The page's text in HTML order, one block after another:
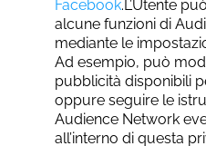
Facebook.L’Utente
alcune funzioni di
mediante le
Ad esempio, può
pubblicità disponibili
oppure seguire le
Audience Network
all’interno di questa